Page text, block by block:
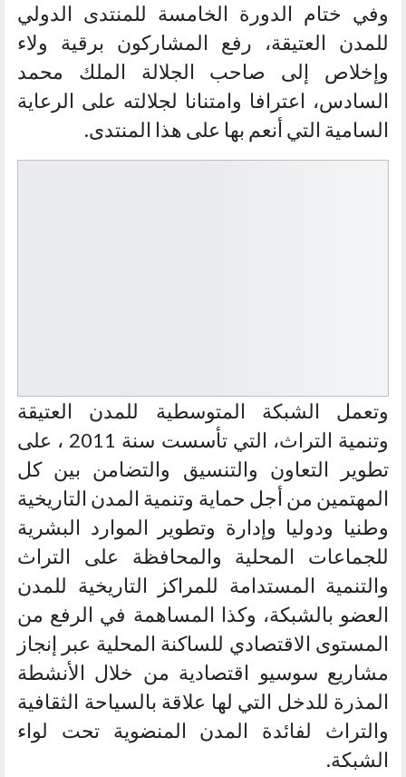
وفي ختام الدورة الخامسة للمنتدى الدولي
للمدن العتيقة، رفع المشاركون برقية ولاء
وإخلاص إلى صاحب الجلالة الملك محمد
السادس، اعترافا وامتنانا لجلالته على الرعاية
السامية التي أنعم بها على هذا المنتدى.
وتعمل الشبكة المتوسطية للمدن العتيقة
وتنمية التراث، التي تأسست سنة 2011 ، على
تطوير التعاون والتنسيق والتضامن بين كل
المهتمين من أجل حماية وتنمية المدن التاريخية
وطنيا ودوليا وإدارة وتطوير الموارد البشرية
للجماعات المحلية والمحافظة على التراث
والتنمية المستدامة للمراكز التاريخية للمدن
العضو بالشبكة، وكذا المساهمة في الرفع من
المستوى الاقتصادي للساكنة المحلية عبر إنجاز
مشاريع سوسيو اقتصادية من خلال الأنشطة
المذرة للدخل التي لها علاقة بالسياحة الثقافية
والتراث لفائدة المدن المنضوية تحت لواء
الشبكة.